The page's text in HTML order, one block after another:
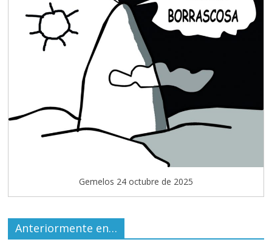
Gemelos 24 octubre de 2025
Anteriormente en…